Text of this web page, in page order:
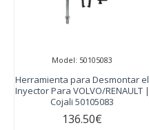
Model: 50105083
Herramienta para Desmontar el
Inyector Para VOLVO/RENAULT |
Cojali 50105083
136.50€